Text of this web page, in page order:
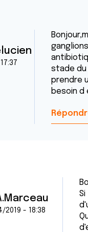
stade du
prendre
besoin d
2019 - 18:38